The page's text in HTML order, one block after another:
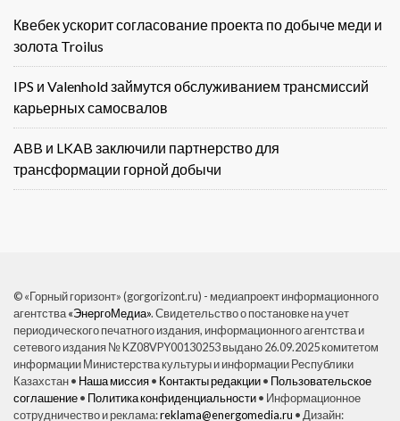
Квебек ускорит согласование проекта по добыче меди и
золота Troilus
IPS и Valenhold займутся обслуживанием трансмиссий
карьерных самосвалов
ABB и LKAB заключили партнерство для
трансформации горной добычи
© «Горный горизонт» (gorgorizont.ru) - медиапроект информационного
агентства«ЭнергоМедиа». Свидетельство о постановке на учет
периодического печатного издания, информационного агентства и
сетевого издания № KZ08VPY00130253 выдано 26.09.2025 комитетом
информации Министерства культуры и информации Республики
Казахстан • Наша миссия• Контакты редакции• Пользовательское
соглашение• Политика конфиденциальности• Информационное
сотрудничество и реклама:reklama@energomedia.ru • Дизайн: